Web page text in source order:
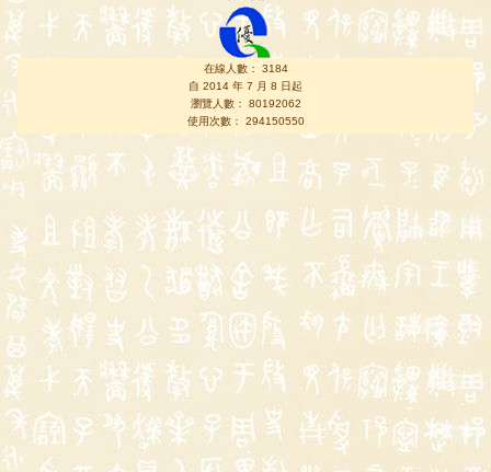
在線人數： 3184
自 2014 年 7 月 8 日起
瀏覽人數： 80192062
使用次數： 294150550